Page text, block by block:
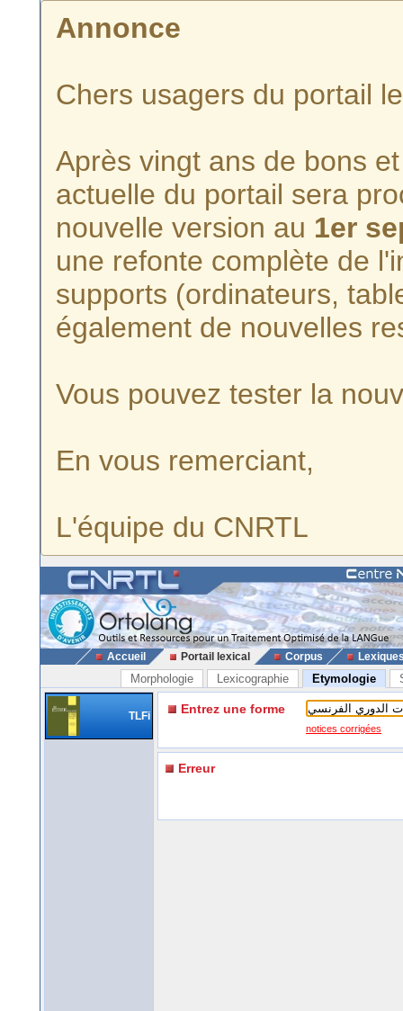
Annonce
Chers usagers du portail
Après vingt ans de bons
actuelle du portail sera
nouvelle version au 1er
une refonte complète de
supports (ordinateurs,
également de nouvelles
Vous pouvez tester la
En vous remerciant,
L'équipe du CNRTL
Accueil Portail lexical Corpus
Morphologie Lexicographie Etymologie
TLFi Entrez une forme
notices corrigées
Erreur